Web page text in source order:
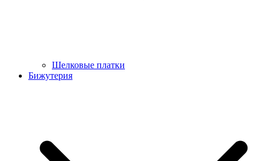
Шелковые платки
Бижутерия